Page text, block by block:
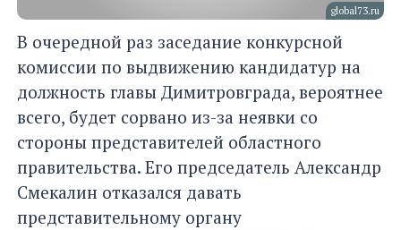
global73.ru
В очередной раз заседание конкурсной
комиссии по выдвижению кандидатур на
должность главы Димитровграда, вероятнее
всего, будет сорвано из-за неявки со
стороны представителей областного
правительства. Его председатель Александр
Смекалин отказался давать
представительному органу